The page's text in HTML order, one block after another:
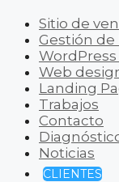
Sitio de
Gestión de
Web
Landing
Trabajos
Contacto
Noticias
CLIENTES